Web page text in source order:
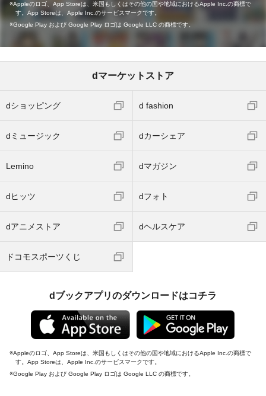
Appleのロゴ、App Storeは、米国もしくはその他の国や地域におけるApple Inc.の商標で
す。App Storeは、Apple Inc.のサービスマークです。
Google Play および Google Play ロゴは Google LLC の商標です。
dマーケットストア
dショッピング d fashion
dミュージック dカーシェア
Lemino dマガジン
dヒッツ dフォト
dアニメストア dヘルスケア
ドコモスポーツくじ
dブックアプリのダウンロードはコチラ
Appleのロゴ、App Storeは、米国もしくはその他の国や地域におけるApple Inc.の商標で
す。App Storeは、Apple Inc.のサービスマークです。
Google Play および Google Play ロゴは Google LLC の商標です。